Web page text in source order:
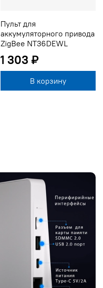
Пульт для
аккумуляторного привода
ZigBee NT36DEWL
1 303 ₽
В корзину